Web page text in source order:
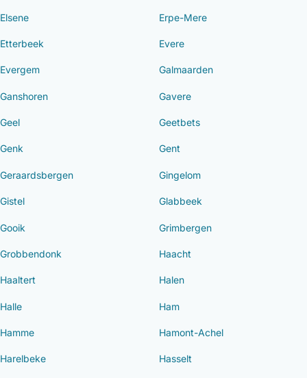
Elsene Erpe-Mere
Etterbeek Evere
Evergem Galmaarden
Ganshoren Gavere
Geel Geetbets
Genk Gent
Geraardsbergen Gingelom
Gistel Glabbeek
Gooik Grimbergen
Grobbendonk Haacht
Haaltert Halen
Halle Ham
Hamme Hamont-Achel
Harelbeke Hasselt